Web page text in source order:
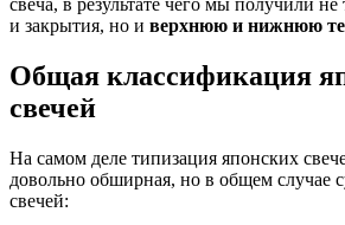
свеча, в результате чего мы получили
и закрытия, но и верхнюю и нижнюю
Общая классификация
свечей
На самом деле типизация японских
довольно обширная, но в общем случае
свечей: